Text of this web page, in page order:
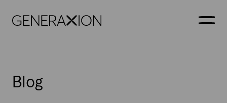
Generaxion
Webentwicklung
Blog